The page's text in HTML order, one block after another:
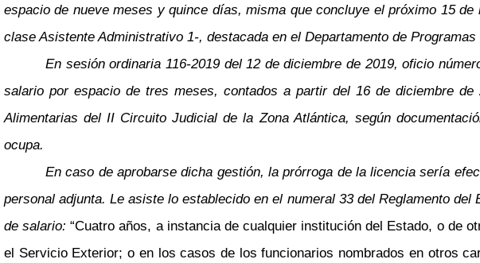
espacio de nueve meses y quince días, misma que concluye el próximo 15
clase Asistente Administrativo 1-, destacada en el Departamento de Programas
En sesión ordinaria 116-2019 del 12 de diciembre de 2019, oficio
salario por espacio de tres meses, contados a partir del 16 de diciembre
Alimentarias del II Circuito Judicial de la Zona Atlántica, según
ocupa.
En caso de aprobarse dicha gestión, la prórroga de la licencia sería
personal adjunta. Le asiste lo establecido en el numeral 33 del Reglamento
de salario:“Cuatro años, a instancia de cualquier institución del Estado, o de
el Servicio Exterior; o en los casos de los funcionarios nombrados en otros